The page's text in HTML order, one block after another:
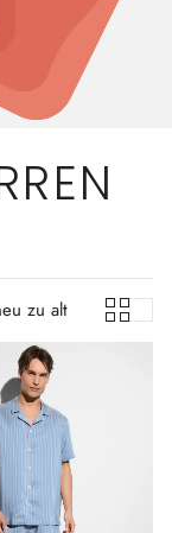
zu alt